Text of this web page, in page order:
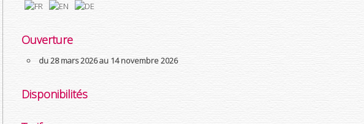
Ouverture
du 28 mars 2026 au 14 novembre 2026
Disponibilités